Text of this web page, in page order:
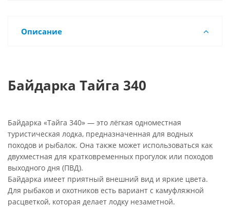
Описание
Байдарка Тайга 340
Байдарка «Тайга 340» — это лёгкая одноместная
туристическая лодка, предназначенная для водных
походов и рыбалок. Она также может использоваться как
двухместная для кратковременных прогулок или походов
выходного дня (ПВД).
Байдарка имеет приятный внешний вид и яркие цвета.
Для рыбаков и охотников есть вариант с камуфляжной
расцветкой, которая делает лодку незаметной.